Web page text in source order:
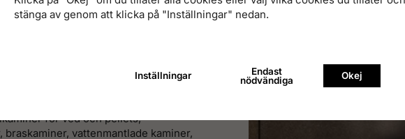
för vedeldning, pelletseldning
för ved och pellets,
vattenmantlade kaminer,
stänga av genom att klicka på "Inställningar" nedan.
Inställningar
Endast
nödvändiga
Okej